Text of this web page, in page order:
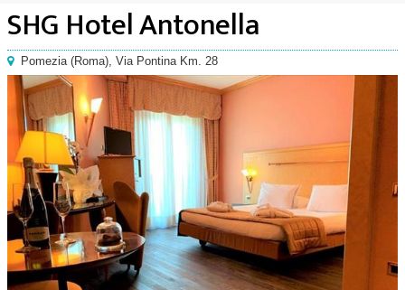
SHG Hotel Antonella
Pomezia(Roma), Via Pontina Km. 28